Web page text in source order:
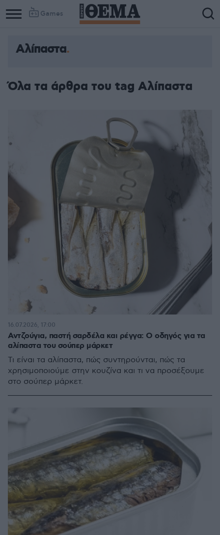
Games
Αλίπαστα
Όλα τα άρθρα του tag Αλίπαστα
Αντζούγια, παστή σαρδέλα και ρέγγα: Ο οδηγός για τα
αλίπαστα του σούπερ μάρκετ
Τι είναι τα αλίπαστα, πώς συντηρούνται, πώς τα
χρησιμοποιούμε στην κουζίνα και τι να προσέξουμε
στο σούπερ μάρκετ.
16.07.2026, 17:00